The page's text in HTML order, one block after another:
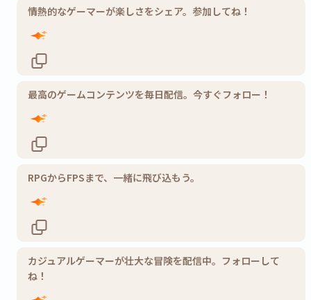
情熱的なゲーマーが楽しさをシェア。参加してね！
最高のゲームコンテンツを毎日配信。今すぐフォロー！
RPGからFPSまで、一緒に飛び込もう。
カジュアルゲーマーが壮大な冒険を配信中。フォローして
ね！